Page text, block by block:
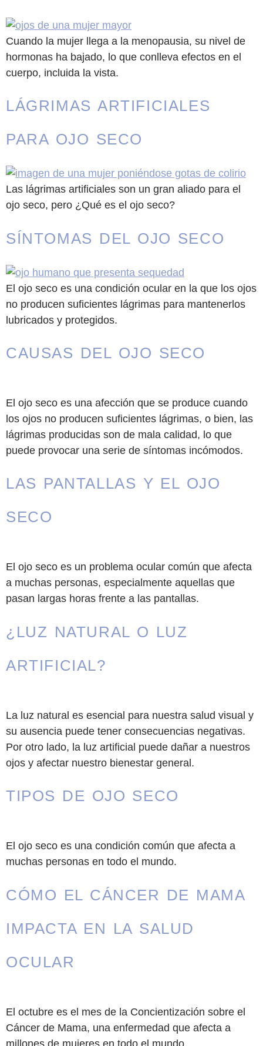
Cuando la mujer llega a la menopausia, su nivel de
hormonas ha bajado, lo que conlleva efectos en el
cuerpo, incluida la vista.
LÁGRIMAS ARTIFICIALES
PARA OJO SECO
Las lágrimas artificiales son un gran aliado para el
ojo seco, pero ¿Qué es el ojo seco?
SÍNTOMAS DEL OJO SECO
El ojo seco es una condición ocular en la que los ojos
no producen suficientes lágrimas para mantenerlos
lubricados y protegidos.
CAUSAS DEL OJO SECO
El ojo seco es una afección que se produce cuando
los ojos no producen suficientes lágrimas, o bien, las
lágrimas producidas son de mala calidad, lo que
puede provocar una serie de síntomas incómodos.
LAS PANTALLAS Y EL OJO
SECO
El ojo seco es un problema ocular común que afecta
a muchas personas, especialmente aquellas que
pasan largas horas frente a las pantallas.
¿LUZ NATURAL O LUZ
ARTIFICIAL?
La luz natural es esencial para nuestra salud visual y
su ausencia puede tener consecuencias negativas.
Por otro lado, la luz artificial puede dañar a nuestros
ojos y afectar nuestro bienestar general.
TIPOS DE OJO SECO
El ojo seco es una condición común que afecta a
muchas personas en todo el mundo.
CÓMO EL CÁNCER DE MAMA
IMPACTA EN LA SALUD
OCULAR
El octubre es el mes de la Concientización sobre el
Cáncer de Mama, una enfermedad que afecta a
millones de mujeres en todo el mundo.